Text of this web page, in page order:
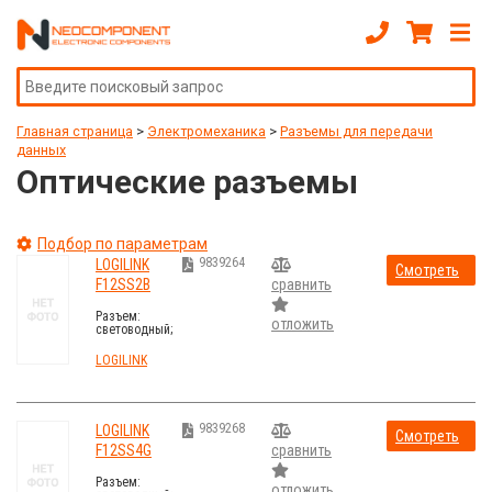
Главная страница > Электромеханика > Разъeмы для передачи
данных
Оптические разъемы
Подбор по параметрам
LOGILINK
F12SS2B
Разъем:
световодный;
SC; Кат: OS2;
Цвет: черный
LOGILINK
9839264
сравнить
отложить
Смотреть
стоимость
LOGILINK
F12SS4G
Разъем:
9839268
сравнить
Смотреть
стоимость